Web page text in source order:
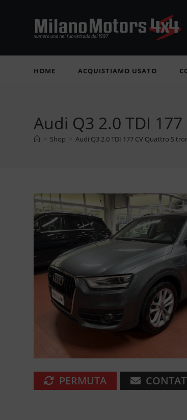
HOME ACQUISTIAMO USATO
Audi Q3 2.0 TDI
> Shop > Audi Q3 2.0 TDI 177 CV Quattro S
PERMUTA